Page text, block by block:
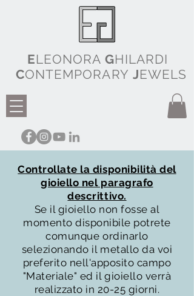
ELEONORA GHILARDI
CONTEMPORARY JEWELS
Controllate la disponibilità del
gioiello nel paragrafo
descrittivo.
Se il gioiello non fosse al
momento disponibile potrete
comunque ordinarlo
selezionando il metallo da voi
preferito nell'apposito campo
"Materiale" ed il gioiello verrà
realizzato in 20-25 giorni.